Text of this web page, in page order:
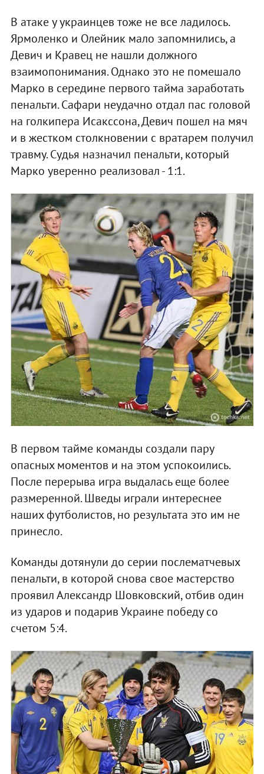
В атаке у украинцев тоже не все ладилось.
Ярмоленко и Олейник мало запомнились, а
Девич и Кравец не нашли должного
взаимопонимания. Однако это не помешало
Марко в середине первого тайма заработать
пенальти. Сафари неудачно отдал пас головой
на голкипера Исакссона, Девич пошел на мяч
и в жестком столкновении с вратарем получил
травму. Судья назначил пенальти, который
Марко уверенно реализовал - 1:1.
В первом тайме команды создали пару
опасных моментов и на этом успокоились.
После перерыва игра выдалась еще более
размеренной. Шведы играли интереснее
наших футболистов, но результата это им не
принесло.
Команды дотянули до серии послематчевых
пенальти, в которой снова свое мастерство
проявил Александр Шовковский, отбив один
из ударов и подарив Украине победу со
счетом 5:4.